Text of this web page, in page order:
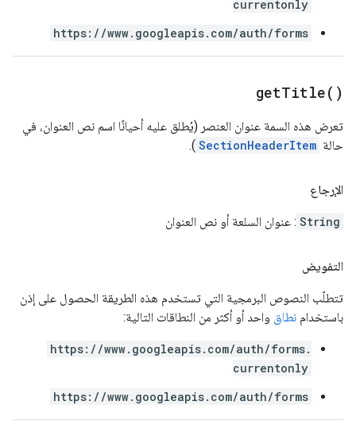
currentonly
https://www.googleapis.com/auth/forms
getTitle( )
تعرض هذه السمة عنوان العنصر (يُطلق عليه أحيانًا اسم نص العنوان، في
حالة SectionHeaderItem
).
الإرجاع
String : عنوان السلعة أو نص العنوان
التفويض
تتطلّب النصوص البرمجية التي تستخدم هذه الطريقة الحصول على إذن
باستخدام نطاق واحد أو أكثر من النطاقات التالية:
https://www.googleapis.com/auth/forms.
currentonly
https://www.googleapis.com/auth/forms